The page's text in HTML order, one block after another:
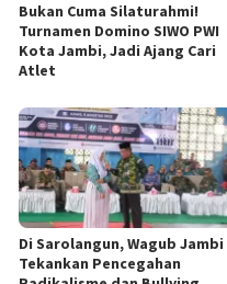
Bukan Cuma Silaturahmi!
Turnamen Domino SIWO PWI
Kota Jambi, Jadi Ajang Cari
Atlet
Di Sarolangun, Wagub Jambi
Tekankan Pencegahan